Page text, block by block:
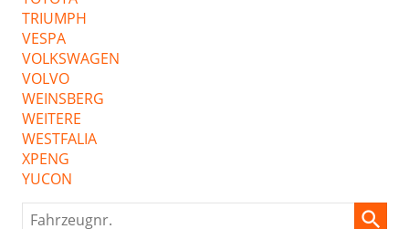
TRIUMPH
VESPA
VOLKSWAGEN
VOLVO
WEINSBERG
WEITERE
WESTFALIA
XPENG
YUCON
Fahrzeugnr.